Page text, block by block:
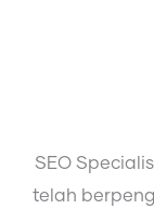
SEO
telah